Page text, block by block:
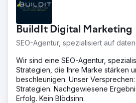
BuildIt Digital Marketing
SEO-Agentur, spezialisiert auf
Wir sind eine SEO-Agentur,
Strategien, die Ihre Marke stärken
beschleunigen. Unser
Strategien. Nachgewiesene
Erfolg. Kein Blödsinn.